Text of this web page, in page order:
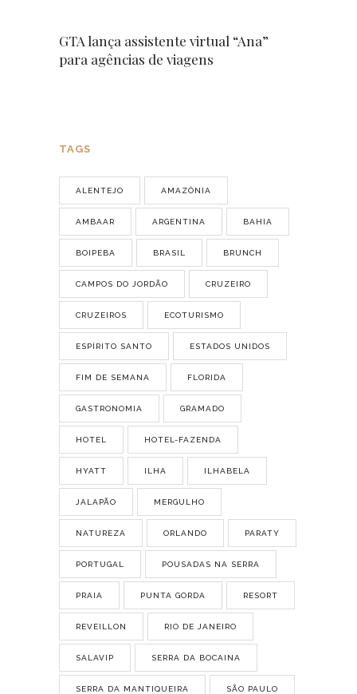
GTA lança assistente virtual “Ana”
para agências de viagens
TAGS
ALENTEJO AMAZÔNIA
AMBAAR ARGENTINA BAHIA
BOIPEBA BRASIL BRUNCH
CAMPOS DO JORDÃO CRUZEIRO
CRUZEIROS ECOTURISMO
ESPÍRITO SANTO ESTADOS UNIDOS
FIM DE SEMANA FLORIDA
GASTRONOMIA GRAMADO
HOTEL HOTEL-FAZENDA
HYATT ILHA ILHABELA
JALAPÃO MERGULHO
NATUREZA ORLANDO PARATY
PORTUGAL POUSADAS NA SERRA
PRAIA PUNTA GORDA RESORT
REVEILLON RIO DE JANEIRO
SALAVIP SERRA DA BOCAINA
SERRA DA MANTIQUEIRA SÃO PAULO